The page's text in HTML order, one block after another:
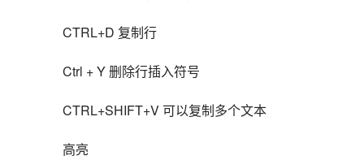
CTRL+D 复制行
Ctrl + Y 删除行插入符号
CTRL+SHIFT+V 可以复制多个文本
高亮